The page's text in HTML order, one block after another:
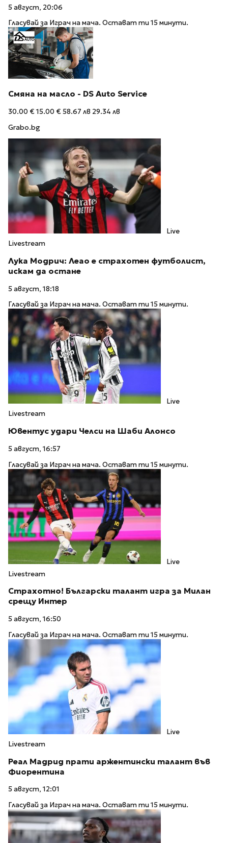
5 август, 20:06
Гласувай за Играч на мача. Остават ти 15 минути.
Смяна на масло - DS Auto Service
30.00 €15.00 €58.67 лв 29.34 лв
Grabo.bg
Live
Livestream
Лука Модрич: Леао е страхотен футболист,
искам да остане
5 август, 18:18
Гласувай за Играч на мача. Остават ти 15 минути.
Live
Livestream
Ювентус удари Челси на Шаби Алонсо
5 август, 16:57
Гласувай за Играч на мача. Остават ти 15 минути.
Live
Livestream
Страхотно! Български талант игра за Милан
срещу Интер
5 август, 16:50
Гласувай за Играч на мача. Остават ти 15 минути.
Live
Livestream
Реал Мадрид прати аржентински талант във
Фиорентина
5 август, 12:01
Гласувай за Играч на мача. Остават ти 15 минути.